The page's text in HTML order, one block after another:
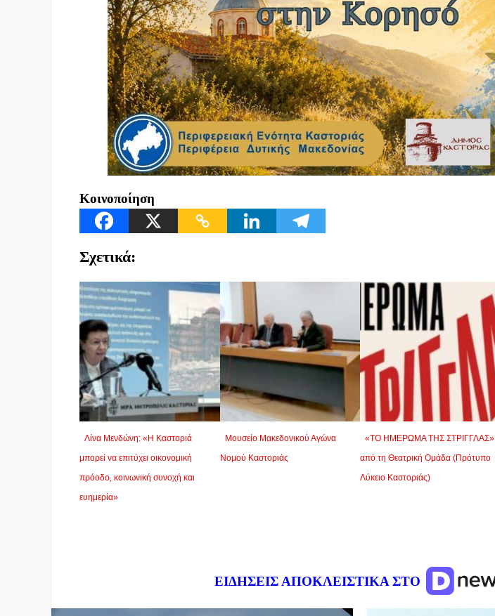
Κοινοποίηση
Σχετικά:
Λίνα Μενδώνη: «Η Καστοριά
μπορεί να επιτύχει οικονομική
πρόοδο, κοινωνική συνοχή και
ευημερία»
Μουσείο Μακεδονικού Αγώνα
Νομού Καστοριάς
«ΤΟ ΗΜΕΡΩΜΑ ΤΗΣ ΣΤΡΙΓΓΛΑΣ»
από τη Θεατρική Ομάδα (Πρότυπο
Λύκειο Καστοριάς)
ΕΙΔΗΣΕΙΣ ΑΠΟΚΛΕΙΣΤΙΚΑ ΣΤΟ